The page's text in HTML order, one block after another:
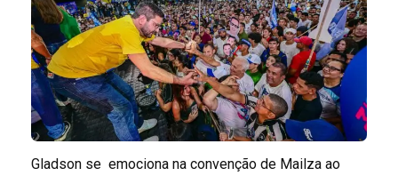
Gladson se emociona na convenção de Mailza ao